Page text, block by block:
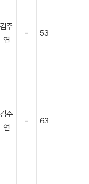
김주
연
- 53
김주
연
- 63